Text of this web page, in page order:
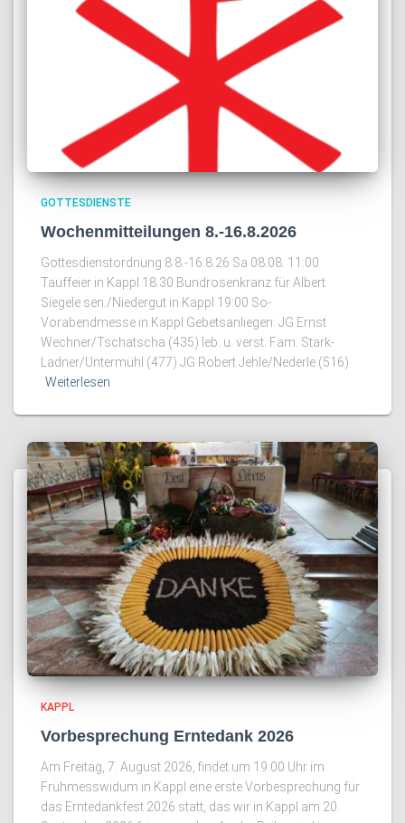
GOTTESDIENSTE
Wochenmitteilungen 8.-16.8.2026
Gottesdienstordnung 8.8.-16.8.26 Sa 08.08. 11:00
Tauffeier in Kappl 18:30 Bundrosenkranz für Albert
Siegele sen./Niedergut in Kappl 19:00 So-
Vorabendmesse in Kappl Gebetsanliegen: JG Ernst
Wechner/Tschatscha (435) leb. u. verst. Fam. Stark-
Ladner/Untermühl (477) JG Robert Jehle/Nederle (516)
Weiterlesen
KAPPL
Vorbesprechung Erntedank 2026
Am Freitag, 7. August 2026, findet um 19:00 Uhr im
Frühmesswidum in Kappl eine erste Vorbesprechung für
das Erntedankfest 2026 statt, das wir in Kappl am 20.